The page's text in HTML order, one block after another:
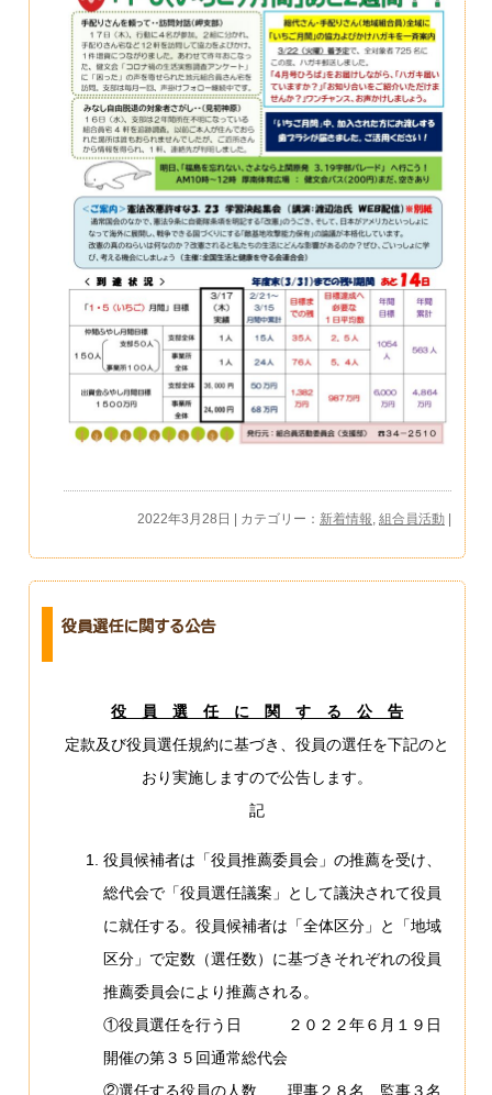
2022年3月28日 | カテゴリー： 新着情報, 組合員活動
役員選任に関する公告
役 員 選 任 に 関 す る 公 告
定款及び役員選任規約に基づき、役員の選任を下記のと
おり実施しますので公告します。
記
役員候補者は「役員推薦委員会」の推薦を受け、
総代会で「役員選任議案」として議決されて役員
に就任する。役員候補者は「全体区分」と「地域
区分」で定数（選任数）に基づきそれぞれの役員
推薦委員会により推薦される。
①役員選任を行う日 ２０２２年６月１９日
開催の第３５回通常総代会
②選任する役員の人数 理事２８名、監事３名